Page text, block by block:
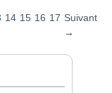
14 15 16 17 Suivant
→